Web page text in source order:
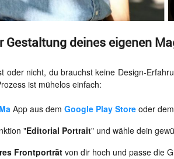
Gestaltung deines eigenen
oder nicht, du brauchst keine Design-
ist mühelos einfach:
App aus demGoogle Play Store oder
"Editorial Portrait" und wähle dein
Frontporträtvon dir hoch und passe die